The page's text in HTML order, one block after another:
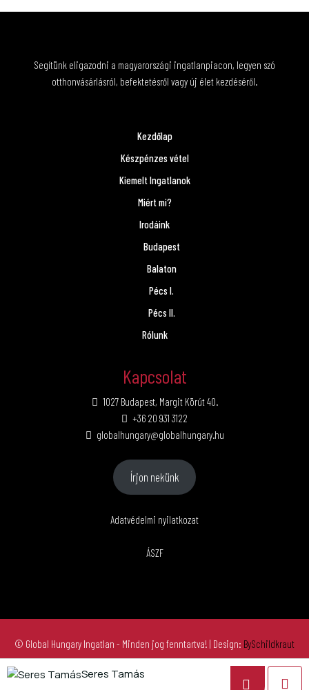
Seres Tamás
Segítünk eligazodni a magyarországi ingatlanpiacon, legyen szó
otthonvásárlásról, befektetésről vagy új élet kezdéséről.
Kezdőlap
Készpénzes vétel
Kiemelt Ingatlanok
Miért mi?
Irodáink
Budapest
Balaton
Pécs I.
Pécs II.
Rólunk
Kapcsolat
1027 Budapest, Margit Körút 40.
+36 20 931 3122
globalhungary@globalhungary.hu
Írjon nekünk
Adatvédelmi nyilatkozat
ÁSZF
© Global Hungary Ingatlan - Minden jog fenntartva! | Design: BySchildkraut